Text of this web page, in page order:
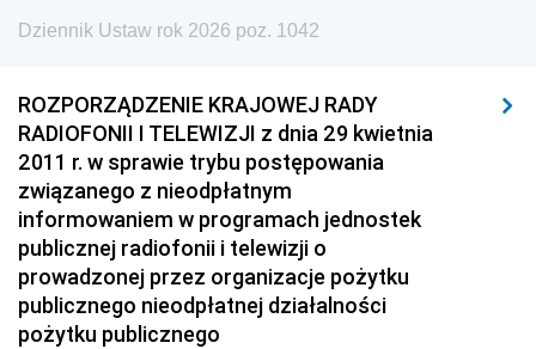
1929 1928
1923 1922
1920 1919 1918
Dziennik Ustaw rok 2026 poz. 1042
ROZPORZĄDZENIE KRAJOWEJ RADY
RADIOFONII I TELEWIZJI z dnia 29 kwietnia
2011 r. w sprawie trybu postępowania
związanego z nieodpłatnym
informowaniem w programach jednostek
publicznej radiofonii i telewizji o
prowadzonej przez organizacje pożytku
publicznego nieodpłatnej działalności
pożytku publicznego